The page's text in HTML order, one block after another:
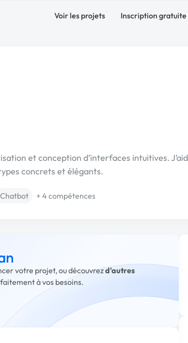
Voir les projets Inscription gratuite
et conception d’interfaces intuitives.
concrets et élégants.
Chatbot + 4 compétences
votre projet, ou découvrezd'autres
à vos besoins.